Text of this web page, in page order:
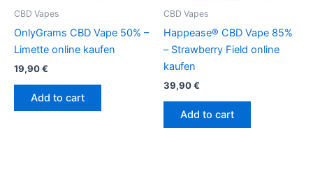
CBD Vapes
OnlyGrams CBD Vape 50% –
Limette online kaufen
19,90€
Add to cart
CBD Vapes
Happease® CBD Vape 85%
– Strawberry Field online
kaufen
39,90€
Add to cart